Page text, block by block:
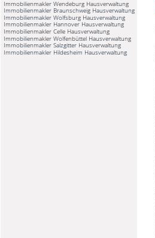
Immobilienmakler Wendeburg Hausverwaltung
Immobilienmakler Braunschweig Hausverwaltung
Immobilienmakler Wolfsburg Hausverwaltung
Immobilienmakler Hannover Hausverwaltung
Immobilienmakler Celle Hausverwaltung
Immobilienmakler Wolfenbüttel Hausverwaltung
Immobilienmakler Salzgitter Hausverwaltung
Immobilienmakler Hildesheim Hausverwaltung